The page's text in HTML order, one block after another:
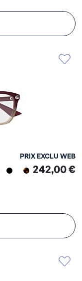
PRIX EXCLU WEB
242,00 €